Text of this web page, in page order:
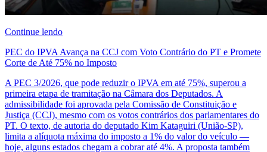
Continue lendo
PEC do IPVA Avança na CCJ com Voto Contrário do PT e Promete
Corte de Até 75% no Imposto
A PEC 3/2026, que pode reduzir o IPVA em até 75%, superou a
primeira etapa de tramitação na Câmara dos Deputados. A
admissibilidade foi aprovada pela Comissão de Constituição e
Justiça (CCJ), mesmo com os votos contrários dos parlamentares do
PT. O texto, de autoria do deputado Kim Kataguiri (União-SP),
limita a alíquota máxima do imposto a 1% do valor do veículo —
hoje, alguns estados chegam a cobrar até 4%. A proposta também